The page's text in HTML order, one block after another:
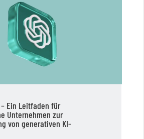
Ein Leitfaden für
Unternehmen zur
von generativen KI-